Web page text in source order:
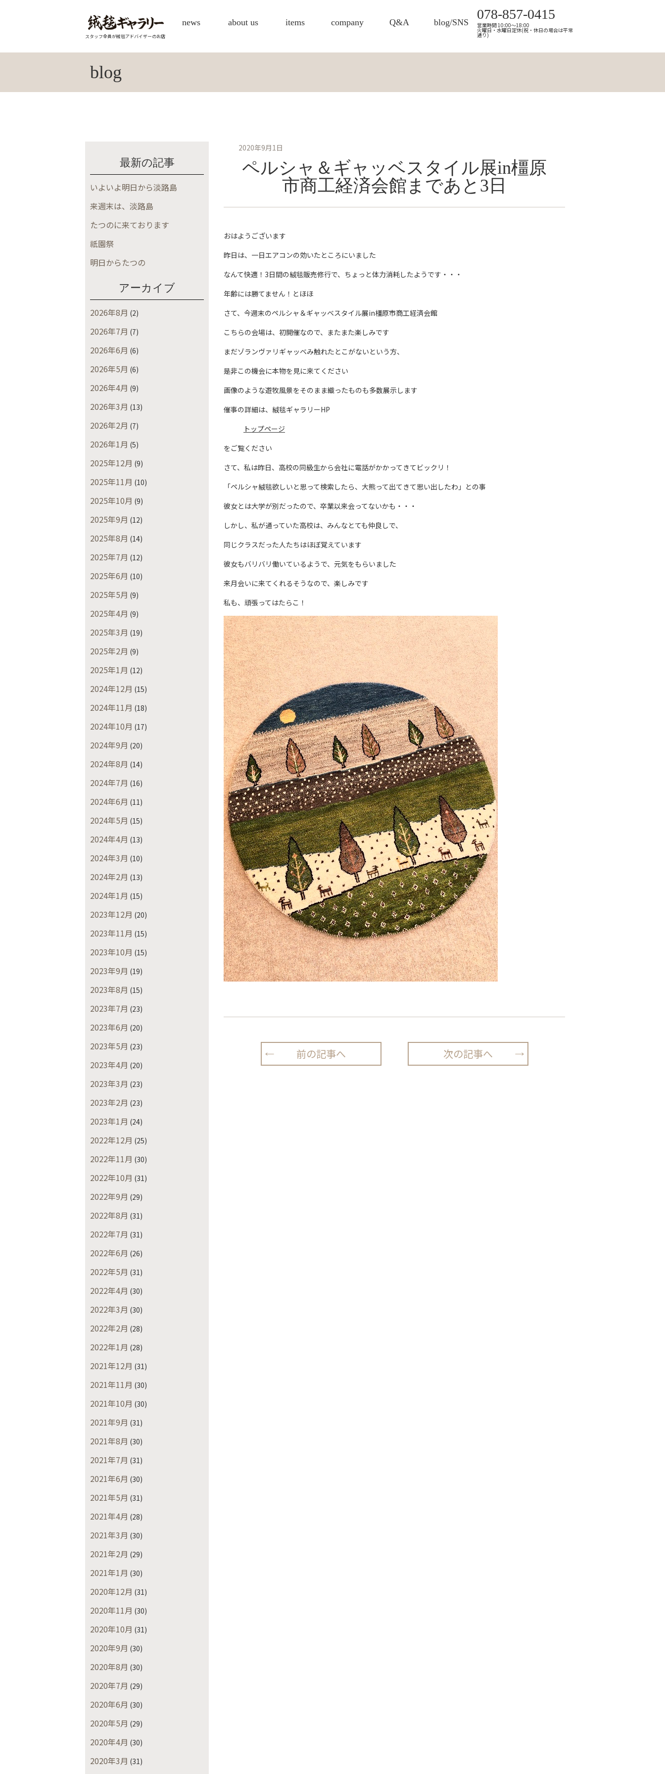
スタッフ全員が絨毯アドバイザーのお店
news about us items company Q&A blog/SNS
078-857-0415
営業時間 10:00～18:00
火曜日・水曜日定休(祝・休日の場合は平常
通り)
blog
最新の記事
いよいよ明日から淡路島
来週末は、淡路島
たつのに来ております
祇園祭
明日からたつの
アーカイブ
2026年8月 (2)
2026年7月 (7)
2026年6月 (6)
2026年5月 (6)
2026年4月 (9)
2026年3月 (13)
2026年2月 (7)
2026年1月 (5)
2025年12月 (9)
2025年11月 (10)
2025年10月 (9)
2025年9月 (12)
2025年8月 (14)
2025年7月 (12)
2025年6月 (10)
2025年5月 (9)
2025年4月 (9)
2025年3月 (19)
2025年2月 (9)
2025年1月 (12)
2024年12月 (15)
2024年11月 (18)
2024年10月 (17)
2024年9月 (20)
2024年8月 (14)
2024年7月 (16)
2024年6月 (11)
2024年5月 (15)
2024年4月 (13)
2024年3月 (10)
2024年2月 (13)
2024年1月 (15)
2023年12月 (20)
2023年11月 (15)
2023年10月 (15)
2023年9月 (19)
2023年8月 (15)
2023年7月 (23)
2023年6月 (20)
2023年5月 (23)
2023年4月 (20)
2023年3月 (23)
2023年2月 (23)
2023年1月 (24)
2022年12月 (25)
2022年11月 (30)
2022年10月 (31)
2022年9月 (29)
2022年8月 (31)
2022年7月 (31)
2022年6月 (26)
2022年5月 (31)
2022年4月 (30)
2022年3月 (30)
2022年2月 (28)
2022年1月 (28)
2021年12月 (31)
2021年11月 (30)
2021年10月 (30)
2021年9月 (31)
2021年8月 (30)
2021年7月 (31)
2021年6月 (30)
2021年5月 (31)
2021年4月 (28)
2021年3月 (30)
2021年2月 (29)
2021年1月 (30)
2020年12月 (31)
2020年11月 (30)
2020年10月 (31)
2020年9月 (30)
2020年8月 (30)
2020年7月 (29)
2020年6月 (30)
2020年5月 (29)
2020年4月 (30)
2020年3月 (31)
2020年9月1日
ペルシャ＆ギャッベスタイル展in橿原
市商工経済会館まであと3日
おはようございます
昨日は、一日エアコンの効いたところにいました
なんて快適！3日間の絨毯販売修行で、ちょっと体力消耗したようです・・・
年齢には勝てません！とほほ
さて、今週末のペルシャ＆ギャッベスタイル展in橿原市商工経済会館
こちらの会場は、初開催なので、またまた楽しみです
まだゾランヴァリギャッベみ触れたとこがないという方、
是非この機会に本物を見に来てください
画像のような遊牧風景をそのまま織ったものも多数展示します
催事の詳細は、絨毯ギャラリーHP
トップページ
をご覧ください
さて、私は昨日、高校の同級生から会社に電話がかかってきてビックリ！
「ペルシャ絨毯欲しいと思って検索したら、大熊って出てきて思い出したわ」との事
彼女とは大学が別だったので、卒業以来会ってないかも・・・
しかし、私が通っていた高校は、みんなとても仲良しで、
同じクラスだった人たちはほぼ覚えています
彼女もバリバリ働いているようで、元気をもらいました
来月会いに来てくれるそうなので、楽しみです
私も、頑張ってはたらこ！
前の記事へ 次の記事へ